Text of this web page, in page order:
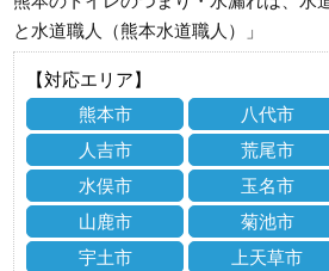
と水道職人（熊本水道職人）」
【対応エリア】
熊本市
八代市
人吉市
荒尾市
水俣市
玉名市
山鹿市
菊池市
宇土市
上天草市